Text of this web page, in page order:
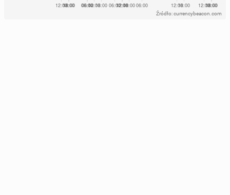
Źródło: currencybeacon.com